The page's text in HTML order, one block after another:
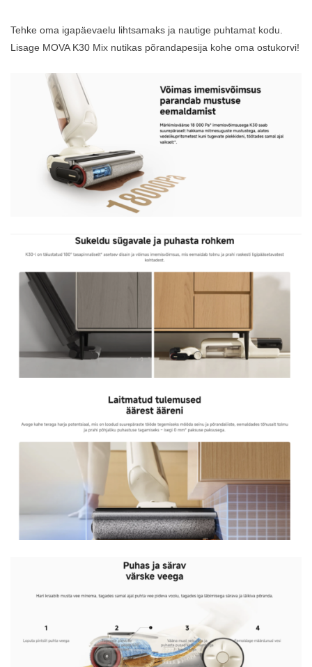
Tehke oma igapäevaelu lihtsamaks ja nautige puhtamat kodu.
Lisage MOVA K30 Mix nutikas põrandapesija kohe oma ostukorvi!